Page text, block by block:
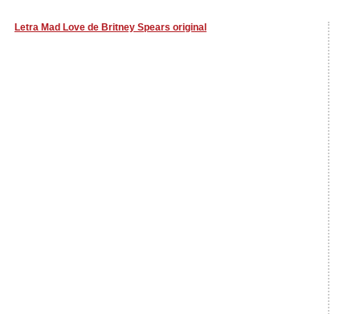
Letra Mad Love de Britney Spears original